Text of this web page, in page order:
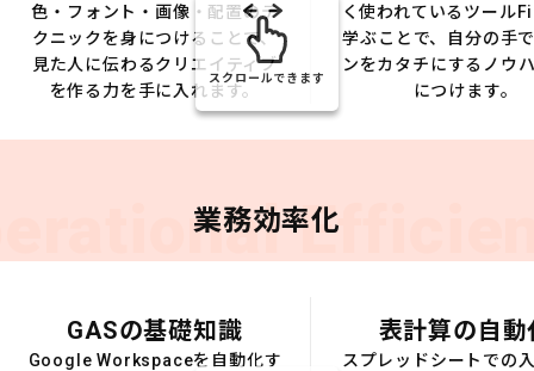
色・フォント・画像・配置のテ
クニックを身につけることで、
見た人に伝わるクリエイティブ
を作る力を手に入れます。
く使われているツール
学ぶことで、自分の手
ンをカタチにするノウ
につけます。
スクロールできます
業務効率化
GASの基礎知識
Google Workspaceを自動化す
表計算の自動
スプレッドシートでの